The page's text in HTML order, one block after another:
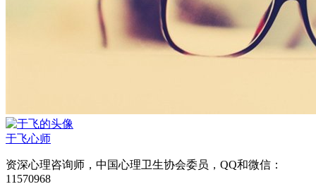
于飞心师
资深心理咨询师，中国心理卫生协会委员，QQ和微信：
11570968